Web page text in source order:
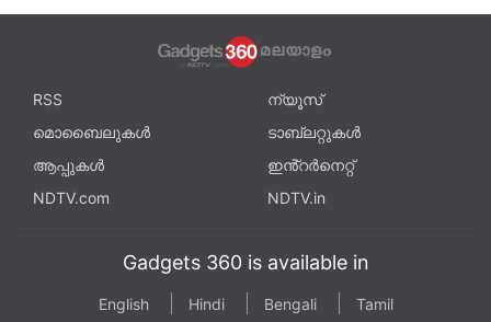
RSS
ന്യൂസ്
മൊബൈലുകൾ
ടാബ്‌ലറ്റുകൾ
ആപ്പുകൾ
ഇൻ്റർനെറ്റ്
NDTV.com
NDTV.in
Gadgets 360 is available in
English Hindi Bengali Tamil